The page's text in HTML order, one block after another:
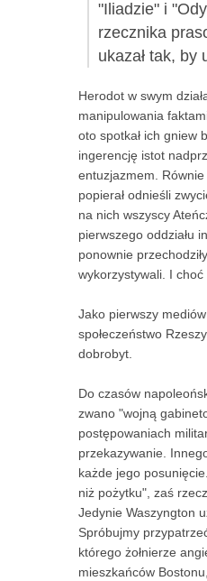
"Iliadzie" i
rzecznika
ukazał tak, by
Herodot w swym
manipulowania
oto spotkał ich gniew
ingerencję istot
entuzjazmem.
popierał odnieśli
na nich wszyscy
pierwszego oddziału
ponownie
wykorzystywali. I
Jako pierwszy
społeczeństwo
dobrobyt.
Do czasów
zwano "wojną
postępowaniach
przekazywanie.
każde jego
niż pożytku", zaś
Jedynie Waszyngton
Spróbujmy
którego żołnierze
mieszkańców